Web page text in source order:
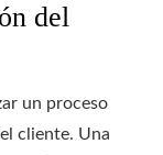
del
un proceso
cliente. Una